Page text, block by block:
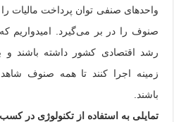
واحدهای صنفی توان پرداخت مالیات
صنوف را در بر می‌گیرد. امیدواریم
رشد اقتصادی کشور داشته باشند و
زمینه اجرا کنند تا همه صنوف
باشند.
تمایلی به استفاده از تکنولوژی در